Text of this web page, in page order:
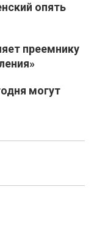
опять
преемнику
могут